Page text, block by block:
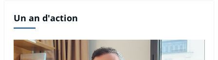
Un an d'action